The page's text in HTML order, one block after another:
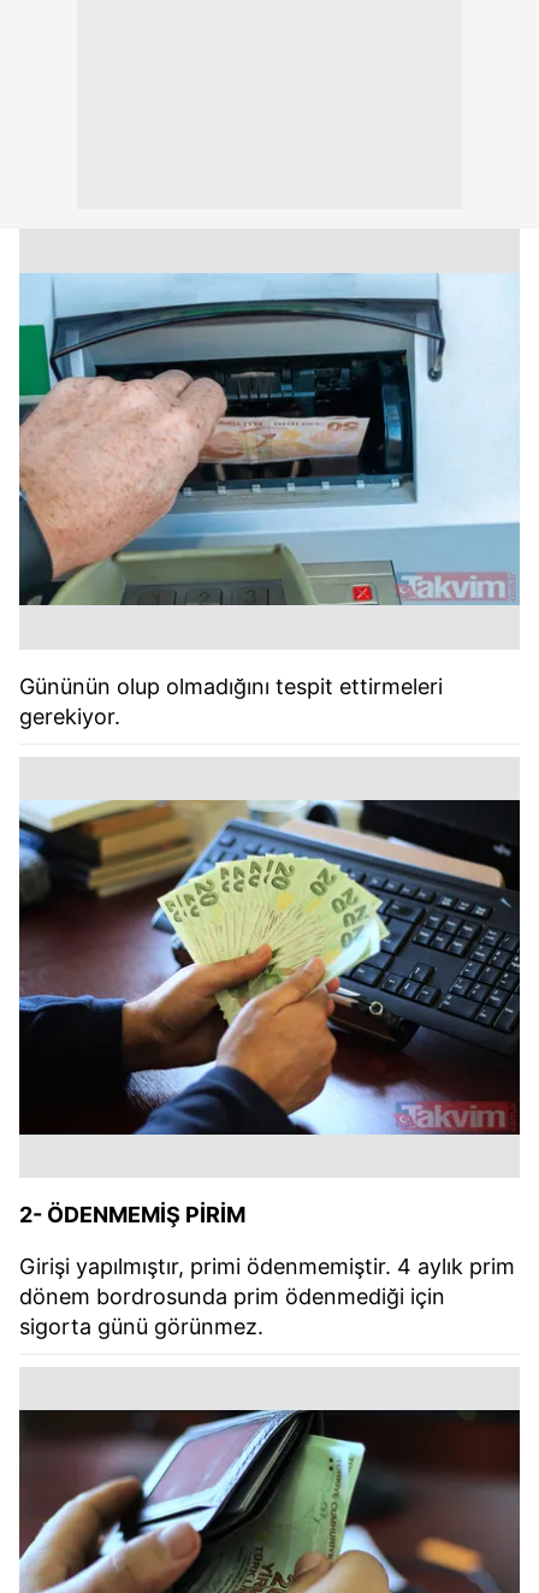
Gününün olup olmadığını tespit ettirmeleri
gerekiyor.
2- ÖDENMEMİŞ PİRİM
Girişi yapılmıştır, primi ödenmemiştir. 4 aylık prim
dönem bordrosunda prim ödenmediği için
sigorta günü görünmez.